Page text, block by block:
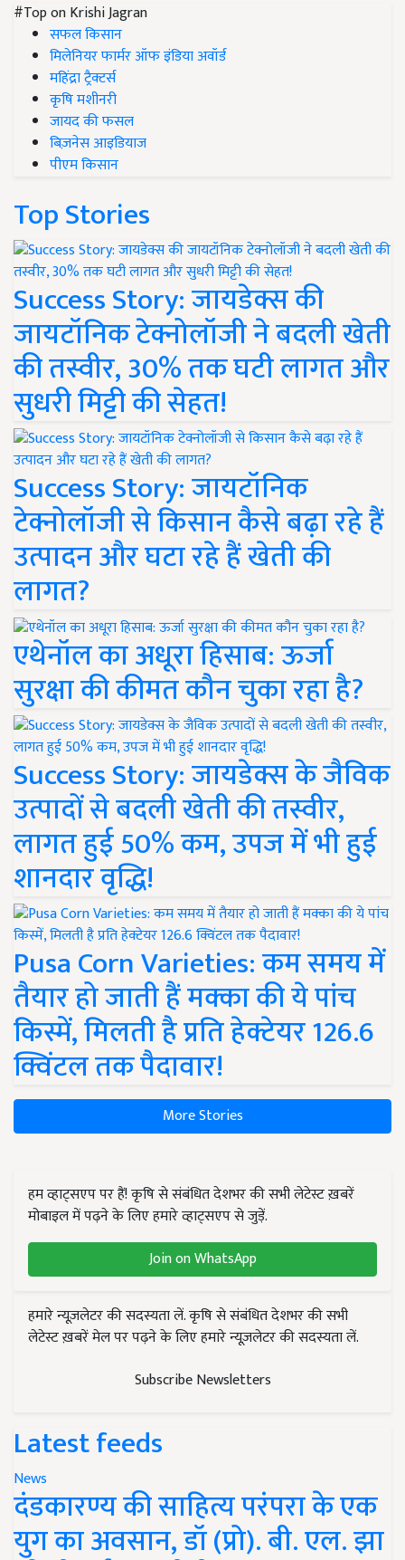
#Top on Krishi Jagran
सफल किसान
मिलेनियर फार्मर ऑफ इंडिया अवॉर्ड
महिंद्रा ट्रैक्टर्स
कृषि मशीनरी
जायद की फसल
बिज़नेस आइडियाज
पीएम किसान
Top Stories
Success Story: जायडेक्स की
जायटॉनिक टेक्नोलॉजी ने बदली खेती
की तस्वीर, 30% तक घटी लागत और
सुधरी मिट्टी की सेहत!
Success Story: जायटॉनिक
टेक्नोलॉजी से किसान कैसे बढ़ा रहे हैं
उत्पादन और घटा रहे हैं खेती की
लागत?
एथेनॉल का अधूरा हिसाब: ऊर्जा
सुरक्षा की कीमत कौन चुका रहा है?
Success Story: जायडेक्स के जैविक
उत्पादों से बदली खेती की तस्वीर,
लागत हुई 50% कम, उपज में भी हुई
शानदार वृद्धि!
Pusa Corn Varieties: कम समय में
तैयार हो जाती हैं मक्का की ये पांच
किस्में, मिलती है प्रति हेक्टेयर 126.6
क्विंटल तक पैदावार!
More Stories
हम व्हाट्सएप पर हैं! कृषि से संबंधित देशभर की सभी लेटेस्ट ख़बरें
मोबाइल में पढ़ने के लिए हमारे व्हाट्सएप से जुड़ें.
Join on WhatsApp
हमारे न्यूज़लेटर की सदस्यता लें. कृषि से संबंधित देशभर की सभी
लेटेस्ट ख़बरें मेल पर पढ़ने के लिए हमारे न्यूज़लेटर की सदस्यता लें.
Subscribe Newsletters
Latest feeds
News
दंडकारण्य की साहित्य परंपरा के एक
युग का अवसान, डॉ (प्रो). बी. एल. झा